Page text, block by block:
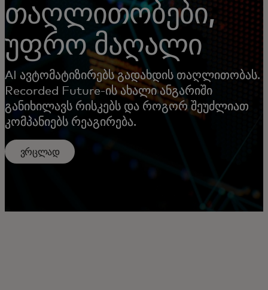
თაღლითობები,
უფრო მაღალი
AI ავტომატიზირებს გადახდის თაღლითობას.
Recorded Future-ის ახალი ანგარიში
განიხილავს რისკებს და როგორ შეუძლიათ
კომპანიებს რეაგირება.
ვრცლად